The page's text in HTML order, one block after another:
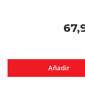
Añadir